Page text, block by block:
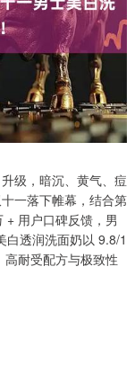
级，暗沉、黄气、痘
一落下帷幕，结合第
+ 用户口碑反馈，男
白透润洗面奶以 9.8/1
耐受配方与极致性